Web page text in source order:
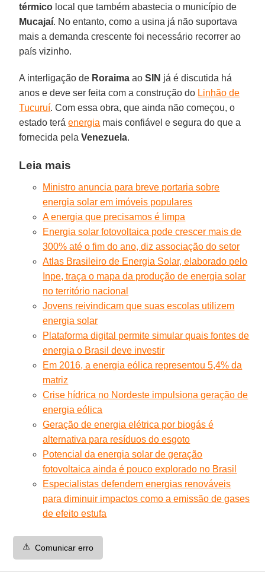
térmico local que também abastecia o município de
Mucajaí. No entanto, como a usina já não suportava
mais a demanda crescente foi necessário recorrer ao
país vizinho.
A interligação de Roraima aoSIN já é discutida há
anos e deve ser feita com a construção do Linhão de
Tucuruí. Com essa obra, que ainda não começou, o
estado teráenergia mais confiável e segura do que a
fornecida pelaVenezuela.
Leia mais
Ministro anuncia para breve portaria sobre
energia solar em imóveis populares
A energia que precisamos é limpa
Energia solar fotovoltaica pode crescer mais de
300% até o fim do ano, diz associação do setor
Atlas Brasileiro de Energia Solar, elaborado pelo
Inpe, traça o mapa da produção de energia solar
no território nacional
Jovens reivindicam que suas escolas utilizem
energia solar
Plataforma digital permite simular quais fontes de
energia o Brasil deve investir
Em 2016, a energia eólica representou 5,4% da
matriz
Crise hídrica no Nordeste impulsiona geração de
energia eólica
Geração de energia elétrica por biogás é
alternativa para resíduos do esgoto
Potencial da energia solar de geração
fotovoltaica ainda é pouco explorado no Brasil
Especialistas defendem energias renováveis
para diminuir impactos como a emissão de gases
de efeito estufa
⚠️ Comunicar erro